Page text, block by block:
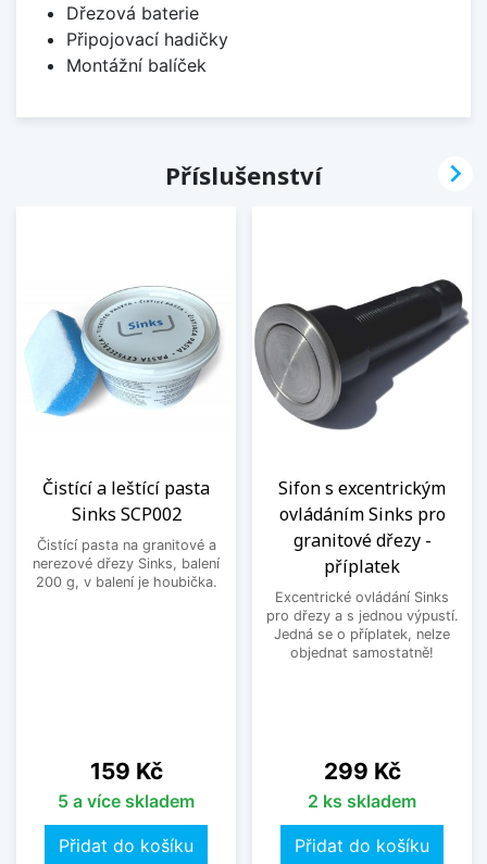
Dřezová baterie
Připojovací hadičky
Montážní balíček
Příslušenství
Čistící a leštící pasta
Sinks SCP002
Čistící pasta na granitové a
nerezové dřezy Sinks, balení
200 g, v balení je houbička.
Cena
159 Kč
5 a více skladem
Přidat do košíku
Sifon s excentrickým
ovládáním Sinks pro
granitové dřezy -
příplatek
Excentrické ovládání Sinks
pro dřezy a s jednou výpustí.
Jedná se o příplatek, nelze
objednat samostatně!
Cena
299 Kč
2 ks skladem
Přidat do košíku
